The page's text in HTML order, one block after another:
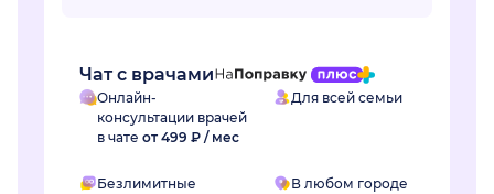
Чат с врачами
Онлайн-
консультации врачей
в чате от 499 ₽ / мес
Для всей семьи
Безлимитные
В любом городе